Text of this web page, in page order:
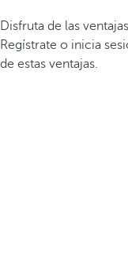
Disfruta de las
Regístrate o inicia
de estas ventajas.